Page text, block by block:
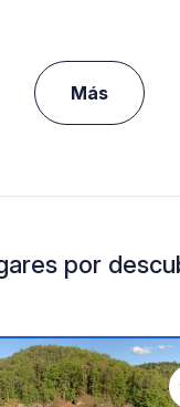
Más
por